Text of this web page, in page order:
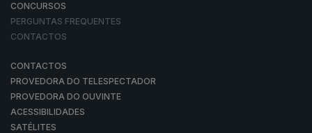
CONCURSOS
PERGUNTAS FREQUENTES
CONTACTOS
CONTACTOS
PROVEDORA DO TELESPECTADOR
PROVEDORA DO OUVINTE
ACESSIBILIDADES
SATÉLITES